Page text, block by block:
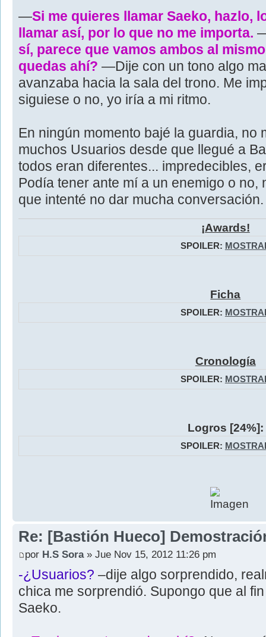
—Si me quieres llamar Saeko, hazlo,
llamar así, por lo que no me importa.
sí, parece que vamos ambos al
quedas ahí? —Dije con un tono algo
avanzaba hacia la sala del trono. Me
siguiese o no, yo iría a mi ritmo.
En ningún momento bajé la guardia, no
muchos Usuarios desde que llegué a
todos eran diferentes... impredecibles,
Podía tener ante mí a un enemigo o
que intenté no dar mucha conversación.
¡Awards!
SPOILER:
Ficha
SPOILER:
Cronología
SPOILER:
Logros [24%]:
SPOILER:
Re: [Bastión Hueco]
por H.S Sora» Jue Nov 15, 2012 11:26 pm
-¿Usuarios? –dije algo sorprendido,
chica me sorprendió. Supongo que al
Saeko.